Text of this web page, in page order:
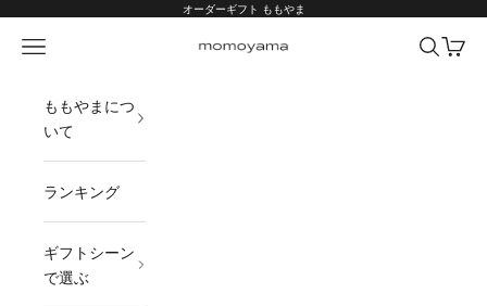
オーダーギフト ももやま
オーダーギフト ももやま 本店
メニュー 検索カート
ももやまにつ
いて
ランキング
ギフトシーン
で選ぶ